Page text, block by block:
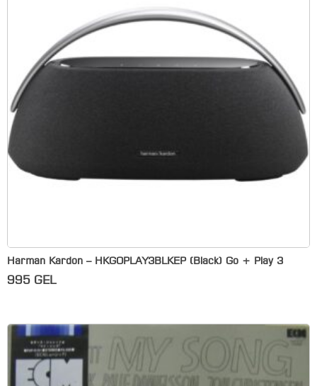
Harman Kardon – HKGOPLAY3BLKEP (Black) Go + Play 3
995 GEL